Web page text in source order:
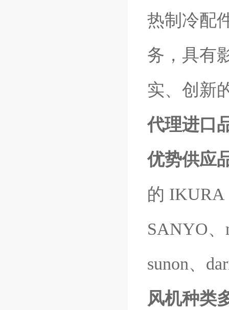
热制冷配
务，具有
实、创新
代理进口
优势供应
的 IKURA
SANYO
sunon、
风机种类